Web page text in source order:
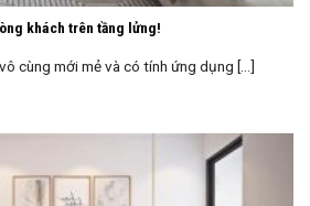
khách trên tầng lửng!
cùng mới mẻ và có tính ứng dụng [...]